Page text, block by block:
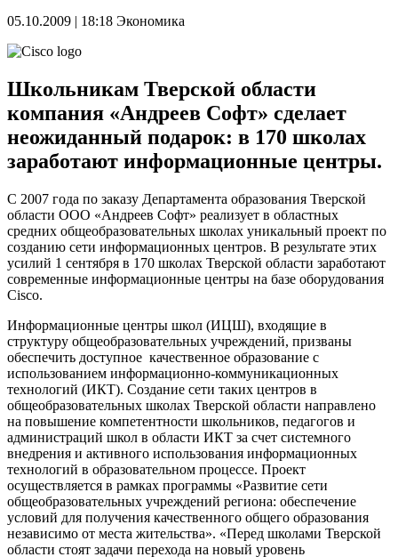
05.10.2009 | 18:18 Экономика
Школьникам Тверской области
компания «Андреев Софт» сделает
неожиданный подарок: в 170 школах
заработают информационные центры.
С 2007 года по заказу Департамента образования Тверской
области ООО «Андреев Софт» реализует в областных
средних общеобразовательных школах уникальный проект по
созданию сети информационных центров. В результате этих
усилий 1 сентября в 170 школах Тверской области заработают
современные информационные центры на базе оборудования
Cisco.
Информационные центры школ (ИЦШ), входящие в
структуру общеобразовательных учреждений, призваны
обеспечить доступное качественное образование с
использованием информационно-коммуникационных
технологий (ИКТ). Создание сети таких центров в
общеобразовательных школах Тверской области направлено
на повышение компетентности школьников, педагогов и
администраций школ в области ИКТ за счет системного
внедрения и активного использования информационных
технологий в образовательном процессе. Проект
осуществляется в рамках программы «Развитие сети
общеобразовательных учреждений региона: обеспечение
условий для получения качественного общего образования
независимо от места жительства». «Перед школами Тверской
области стоят задачи перехода на новый уровень